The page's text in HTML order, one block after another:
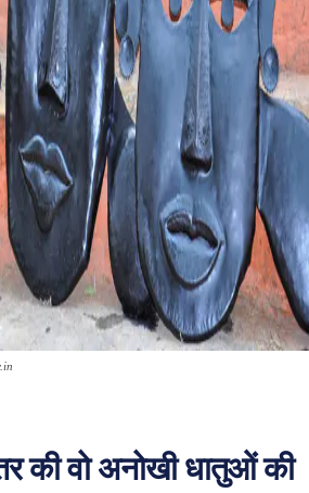
की वो अनोखी धातुओं की